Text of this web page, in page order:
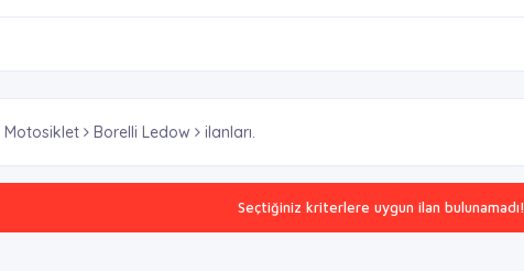
Motosiklet Borelli Ledow ilanları.
Seçtiğiniz kriterlere uygun ilan bulunamadı!